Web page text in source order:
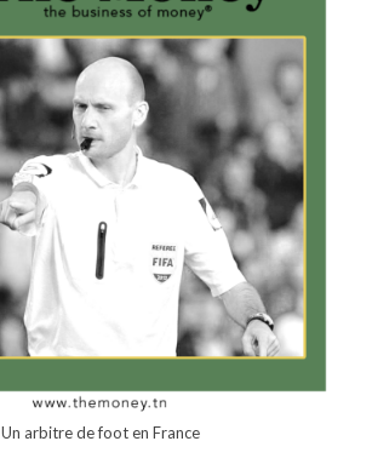
Un arbitre de foot en France